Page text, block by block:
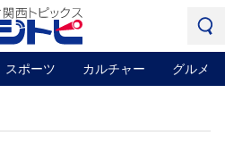
スポーツ カルチャー グルメ